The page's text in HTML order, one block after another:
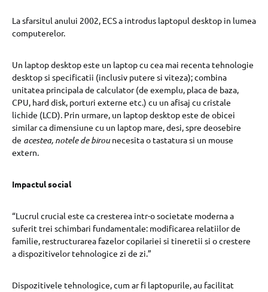
La sfarsitul anului 2002, ECS a introdus laptopul desktop in lumea
computerelor.
Un laptop desktop este un laptop cu cea mai recenta tehnologie
desktop si specificatii (inclusiv putere si viteza); combina
unitatea principala de calculator (de exemplu, placa de baza,
CPU, hard disk, porturi externe etc.) cu un afisaj cu cristale
lichide (LCD). Prin urmare, un laptop desktop este de obicei
similar ca dimensiune cu un laptop mare, desi, spre deosebire
de acestea, notele de birounecesita o tastatura si un mouse
extern.
Impactul social
“Lucrul crucial este ca cresterea intr-o societate moderna a
suferit trei schimbari fundamentale: modificarea relatiilor de
familie, restructurarea fazelor copilariei si tineretii si o crestere
a dispozitivelor tehnologice zi de zi.”
Dispozitivele tehnologice, cum ar fi laptopurile, au facilitat